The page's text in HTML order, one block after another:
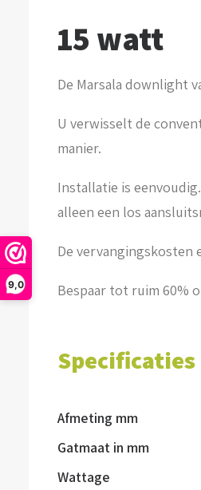
9,0
15 watt
De Marsala downlight
U verwisselt de
manier.
Installatie is
alleen een los
De vervangingskosten
Bespaar tot ruim 60%
Specificaties
Afmeting mm
Gatmaat in mm
Wattage